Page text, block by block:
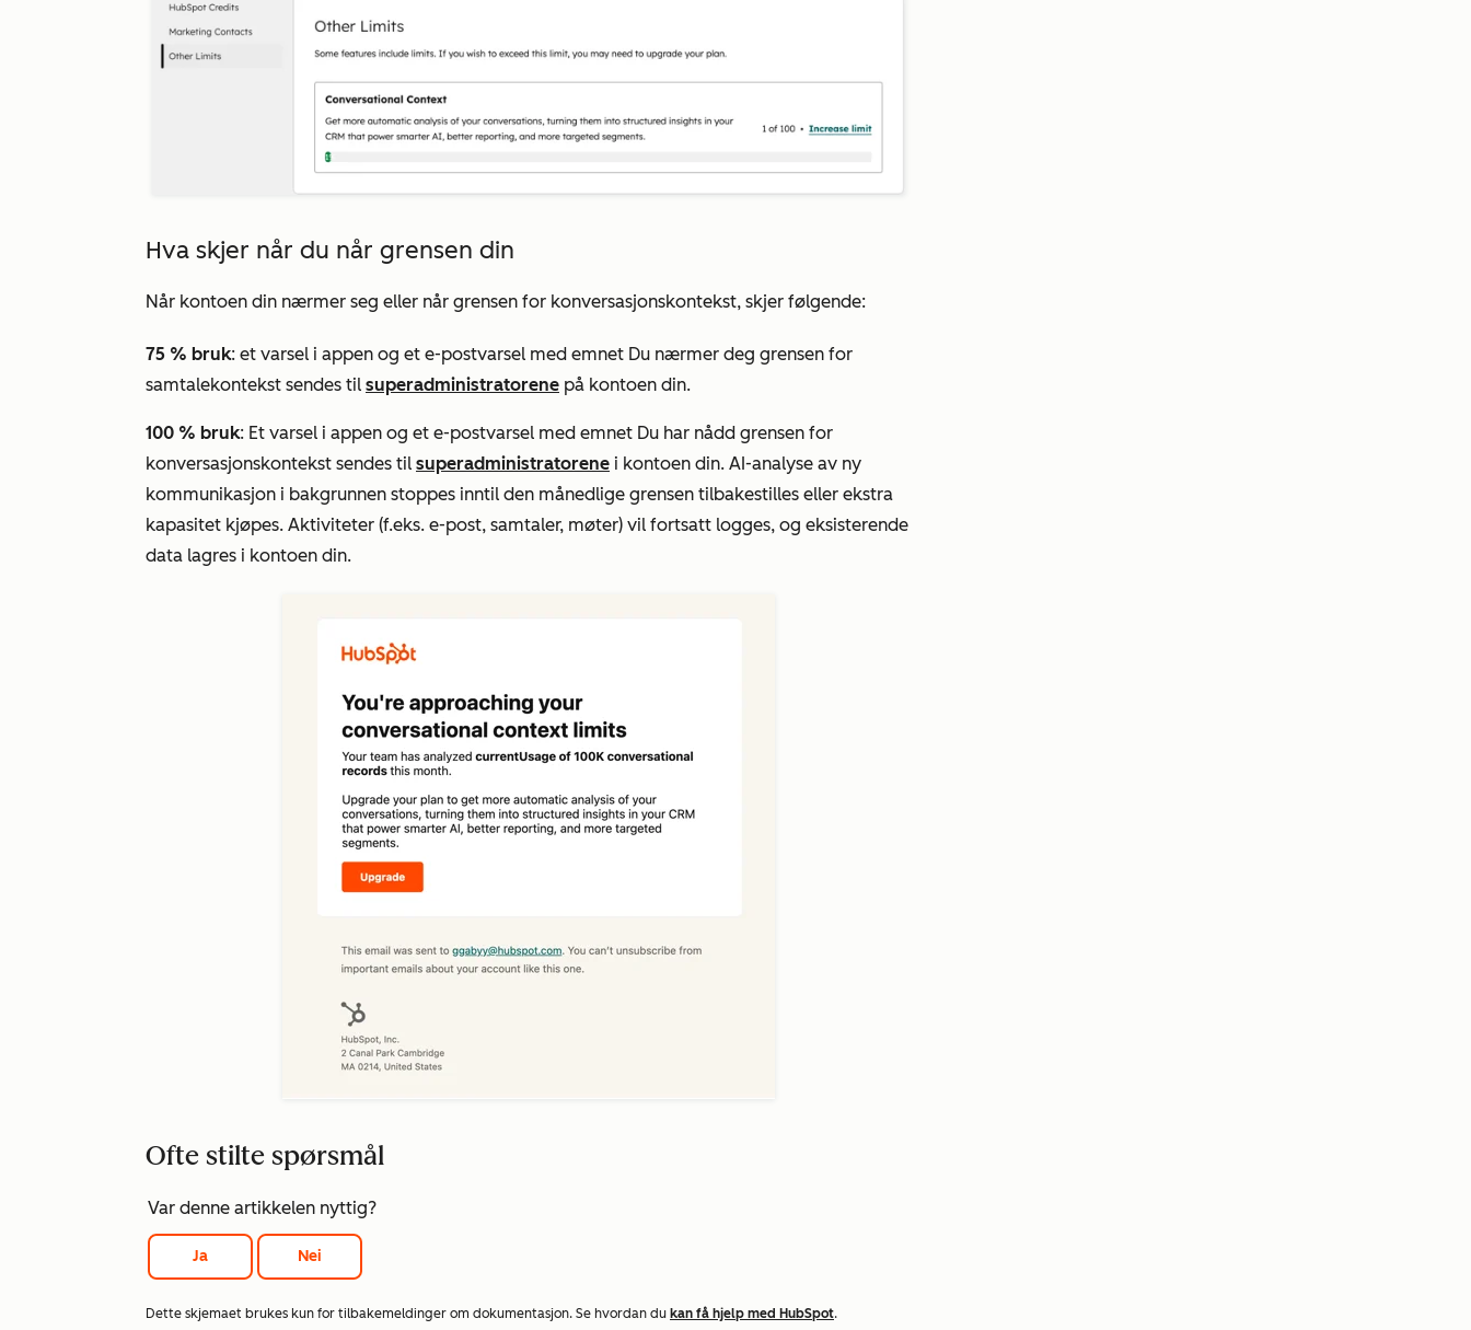
Hva skjer når du når grensen din
Når kontoen din nærmer seg eller når grensen for konversasjonskontekst, skjer følgende:
75 % bruk: et varsel i appen og et e-postvarsel med emnet Du nærmer deg grensen for
samtalekontekst sendes til superadministratorene på kontoen din.
100 % bruk: Et varsel i appen og et e-postvarsel med emnet Du har nådd grensen for
konversasjonskontekst sendes til superadministratorene i kontoen din. AI-analyse av ny
kommunikasjon i bakgrunnen stoppes inntil den månedlige grensen tilbakestilles eller ekstra
kapasitet kjøpes. Aktiviteter (f.eks. e-post, samtaler, møter) vil fortsatt logges, og eksisterende
data lagres i kontoen din.
Ofte stilte spørsmål
Var denne artikkelen nyttig?
Ja Nei
Dette skjemaet brukes kun for tilbakemeldinger om dokumentasjon. Se hvordan du kan få hjelp med HubSpot.